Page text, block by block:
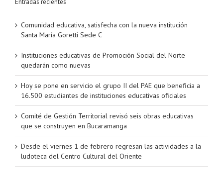
Comunidad educativa, satisfecha con la nueva institución
Santa María Goretti Sede C
Instituciones educativas de Promoción Social del Norte
quedarán como nuevas
Hoy se pone en servicio el grupo II del PAE que beneficia a
16.500 estudiantes de instituciones educativas oficiales
Comité de Gestión Territorial revisó seis obras educativas
que se construyen en Bucaramanga
Desde el viernes 1 de febrero regresan las actividades a la
ludoteca del Centro Cultural del Oriente